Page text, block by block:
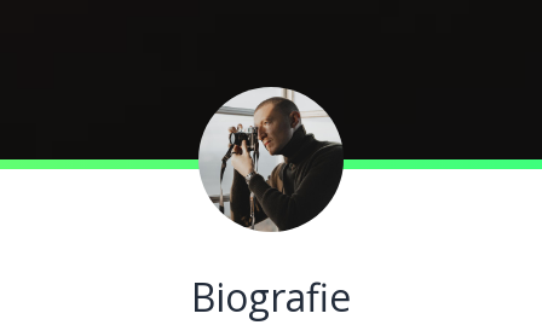
Biografie